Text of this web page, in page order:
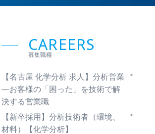
CAREERS
募集職種
【名古屋 化学分析 求人】分析営業
—お客様の「困った」を技術で解
決する営業職
【新卒採用】分析技術者（環境、
材料）【化学分析】